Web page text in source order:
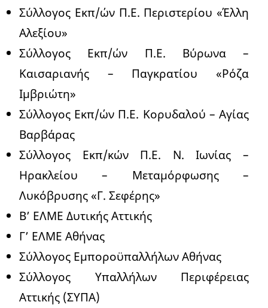
Σύλλογος Εκπ/ών Π.Ε. Περιστερίου «Έλλη
Αλεξίου»
Σύλλογος Εκπ/ών Π.Ε. Βύρωνα –
Καισαριανής – Παγκρατίου «Ρόζα
Ιμβριώτη»
Σύλλογος Εκπ/ών Π.Ε. Κορυδαλού – Αγίας
Βαρβάρας
Σύλλογος Εκπ/κών Π.Ε. Ν. Ιωνίας –
Ηρακλείου – Μεταμόρφωσης –
Λυκόβρυσης «Γ. Σεφέρης»
Β’ ΕΛΜΕ Δυτικής Αττικής
Γ’ ΕΛΜΕ Αθήνας
Σύλλογος Εμποροϋπαλλήλων Αθήνας
Σύλλογος Υπαλλήλων Περιφέρειας
Αττικής (ΣΥΠΑ)